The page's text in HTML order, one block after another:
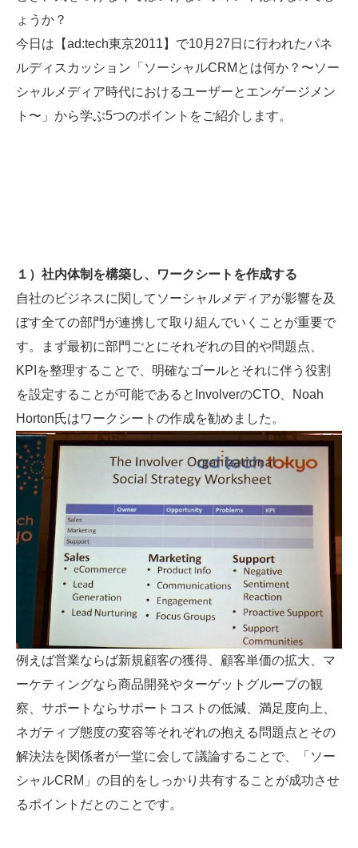
ょうか？
今日は【ad:tech東京2011】で10月27日に行われたパネ
ルディスカッション「ソーシャルCRMとは何か？〜ソー
シャルメディア時代におけるユーザーとエンゲージメン
ト〜」から学ぶ5つのポイントをご紹介します。
１）社内体制を構築し、ワークシートを作成する
自社のビジネスに関してソーシャルメディアが影響を及
ぼす全ての部門が連携して取り組んでいくことが重要で
す。まず最初に部門ごとにそれぞれの目的や問題点、
KPIを整理することで、明確なゴールとそれに伴う役割
を設定することが可能であるとInvolverのCTO、Noah
Horton氏はワークシートの作成を勧めました。
例えば営業ならば新規顧客の獲得、顧客単価の拡大、マ
ーケティングなら商品開発やターゲットグループの観
察、サポートならサポートコストの低減、満足度向上、
ネガティブ態度の変容等それぞれの抱える問題点とその
解決法を関係者が一堂に会して議論することで、「ソー
シャルCRM」の目的をしっかり共有することが成功させ
るポイントだとのことです。